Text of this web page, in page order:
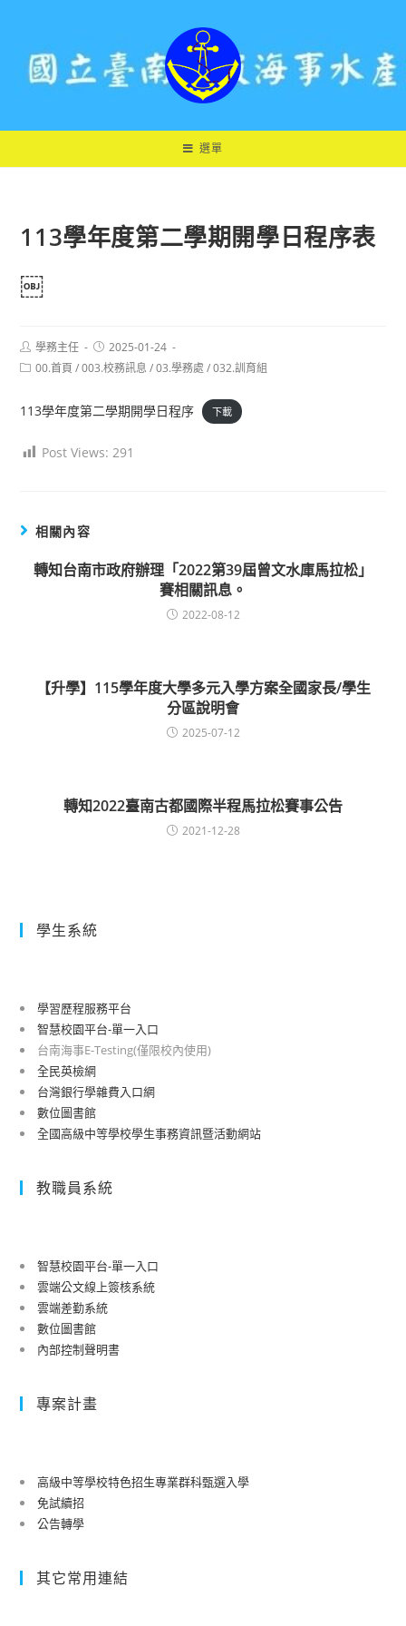
選單
113學年度第二學期開學日程序表
￼
Post
author:
學務主任
Post
published:
2025-01-24
Post00.首頁 / 003.校務訊息 / 03.學務處 / 032.訓育組
113學年度第二學期開學日程序 下載
Post Views: 291
相關內容
轉知台南市政府辦理「2022第39屆曾文水庫馬拉松」
賽相關訊息。
2022-08-12
【升學】115學年度大學多元入學方案全國家長/學生
分區說明會
2025-07-12
轉知2022臺南古都國際半程馬拉松賽事公告
2021-12-28
學生系統
學習歷程服務平台
智慧校園平台-單一入口
台南海事E-Testing(僅限校內使用)
全民英檢網
台灣銀行學雜費入口網
數位圖書館
全國高級中等學校學生事務資訊暨活動網站
教職員系統
智慧校園平台-單一入口
雲端公文線上簽核系統
雲端差勤系統
數位圖書館
內部控制聲明書
專案計畫
高級中等學校特色招生專業群科甄選入學
免試續招
公告轉學
其它常用連結